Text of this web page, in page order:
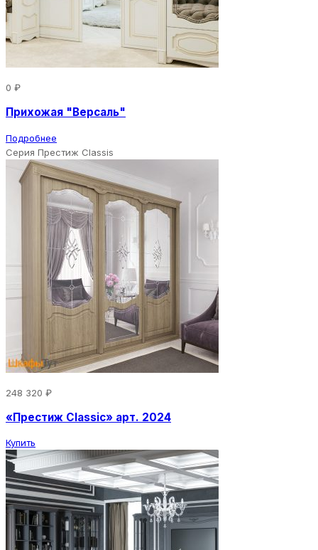
0 ₽
Прихожая "Версаль"
Подробнее
Серия Престиж Classis
248 320 ₽
«Престиж Classic» арт. 2024
Купить